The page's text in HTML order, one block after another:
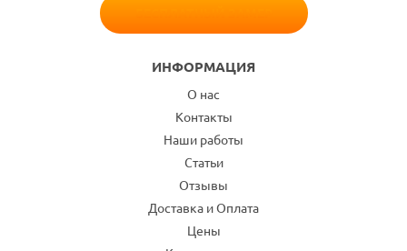
ИНФОРМАЦИЯ
О нас
Контакты
Наши работы
Статьи
Отзывы
Доставка и Оплата
Цены